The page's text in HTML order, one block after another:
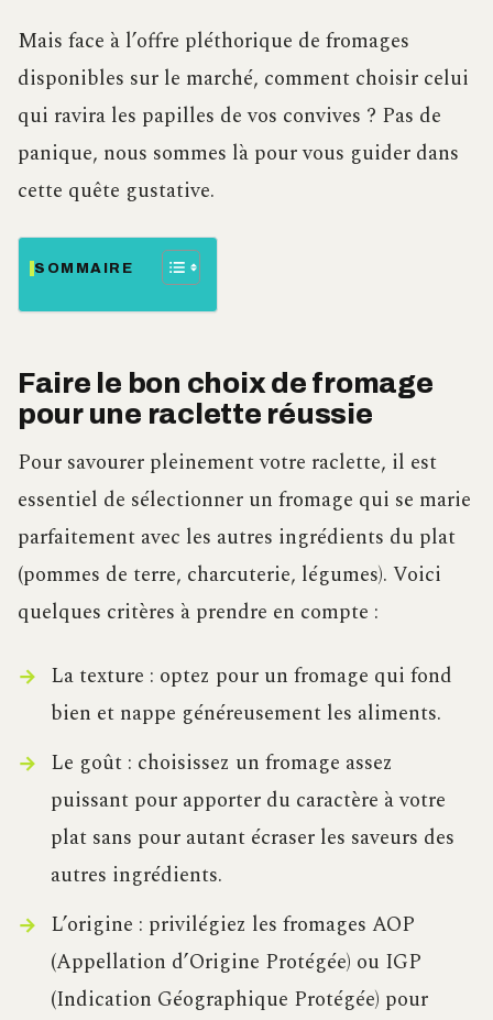
Mais face à l’offre pléthorique de fromages
disponibles sur le marché, comment choisir celui
qui ravira les papilles de vos convives ? Pas de
panique, nous sommes là pour vous guider dans
cette quête gustative.
SOMMAIRE
Faire le bon choix de fromage
pour une raclette réussie
Pour savourer pleinement votre raclette, il est
essentiel de sélectionner un fromage qui se marie
parfaitement avec les autres ingrédients du plat
(pommes de terre, charcuterie, légumes). Voici
quelques critères à prendre en compte :
La texture : optez pour un fromage qui fond
bien et nappe généreusement les aliments.
Le goût : choisissez un fromage assez
puissant pour apporter du caractère à votre
plat sans pour autant écraser les saveurs des
autres ingrédients.
L’origine : privilégiez les fromages AOP
(Appellation d’Origine Protégée) ou IGP
(Indication Géographique Protégée) pour